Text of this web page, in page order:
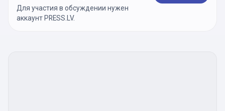
Для участия в обсуждении нужен
аккаунт PRESS.LV.